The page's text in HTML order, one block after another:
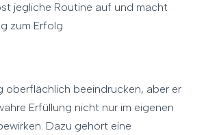
jegliche Routine auf und macht
zum Erfolg.
oberflächlich beeindrucken, aber er
Erfüllung nicht nur im eigenen
Dazu gehört eine